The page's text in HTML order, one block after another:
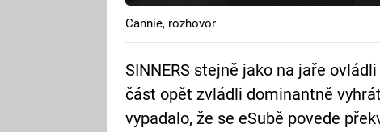
Cannie, rozhovor
SINNERS stejně jako na jaře
část opět zvládli dominantně
vypadalo, že se eSubě povede